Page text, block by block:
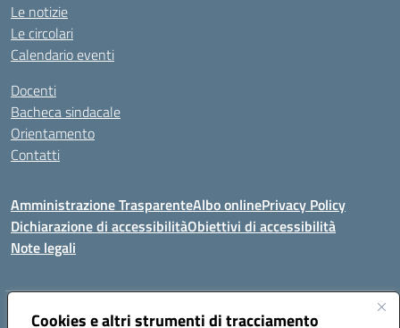
Cookies e altri strumenti di tracciamento
Le notizie
Le circolari
Calendario eventi
Docenti
Bacheca sindacale
Orientamento
Contatti
Amministrazione TrasparenteAlbo onlinePrivacy Policy
Dichiarazione di accessibilitàObiettivi di accessibilità
Note legali
Indirizzo:Viale P. Togliatti snc 67039 Sulmona (AQ)